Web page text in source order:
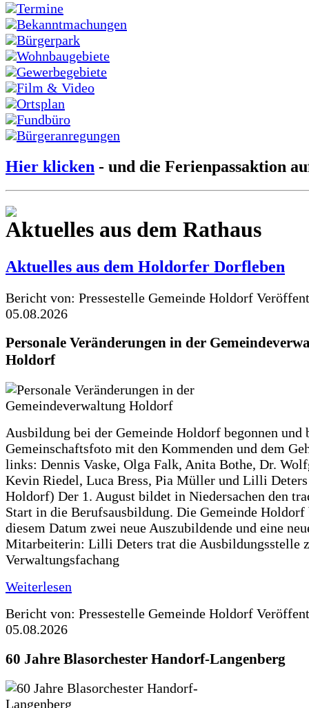
Termine
Bekanntmachungen
Bürgerpark
Wohnbaugebiete
Gewerbegebiete
Film & Video
Ortsplan
Fundbüro
Bürgeranregungen
Hier klicken - und die Ferienpassaktion
Aktuelles aus dem Rathaus
Aktuelles aus dem Holdorfer Dorfleben
Bericht von: Pressestelle Gemeinde Holdorf
05.08.2026
Personale Veränderungen in der
Holdorf
Ausbildung bei der Gemeinde Holdorf begonnen und
Gemeinschaftsfoto mit den Kommenden und dem
links: Dennis Vaske, Olga Falk, Anita Bothe, Dr.
Kevin Riedel, Luca Bress, Pia Müller und Lilli
Holdorf) Der 1. August bildet in Niedersachen den
Start in die Berufsausbildung. Die Gemeinde Holdorf
diesem Datum zwei neue Auszubildende und eine
Mitarbeiterin: Lilli Deters trat die Ausbildungsstelle
Verwaltungsfachang
Weiterlesen
Bericht von: Pressestelle Gemeinde Holdorf
05.08.2026
60 Jahre Blasorchester Handorf-Langenberg